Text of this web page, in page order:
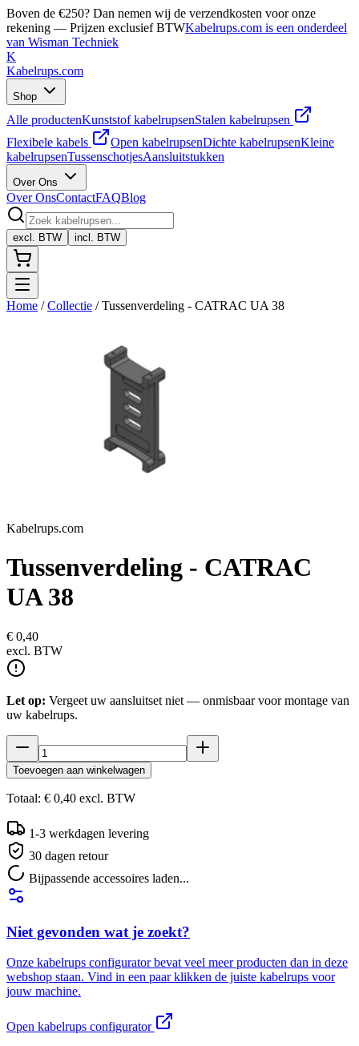
Boven de €250? Dan nemen wij de verzendkosten voor onze
rekening — Prijzen exclusief BTWKabelrups.com is een onderdeel
van Wisman Techniek
K
Kabelrups.com
Shop
Alle productenKunststof kabelrupsenStalen kabelrupsen
Flexibele kabels
Open kabelrupsenDichte kabelrupsenKleine
kabelrupsenTussenschotjesAansluitstukken
Over Ons
Over OnsContactFAQBlog
excl. BTW incl. BTW
Home / Collectie / Tussenverdeling - CATRAC UA 38
Kabelrups.com
Tussenverdeling - CATRAC
UA 38
€ 0,40
excl. BTW
Let op: Vergeet uw aansluitset niet — onmisbaar voor montage van
uw kabelrups.
Toevoegen aan winkelwagen
Totaal: € 0,40 excl. BTW
1-3 werkdagen levering
30 dagen retour
Bijpassende accessoires laden...
Niet gevonden wat je zoekt?
Onze kabelrups configurator bevat veel meer producten dan in deze
webshop staan. Vind in een paar klikken de juiste kabelrups voor
jouw machine.
Open kabelrups configurator